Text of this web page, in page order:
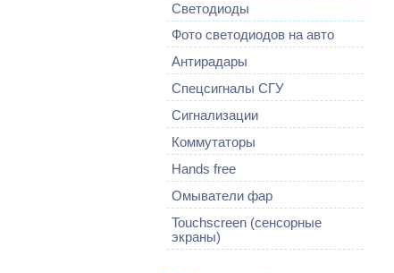
Светодиоды
Фото светодиодов на авто
Антирадары
Спецсигналы СГУ
Сигнализации
Коммутаторы
Hands free
Омыватели фар
Touchscreen (сенсорные
экраны)